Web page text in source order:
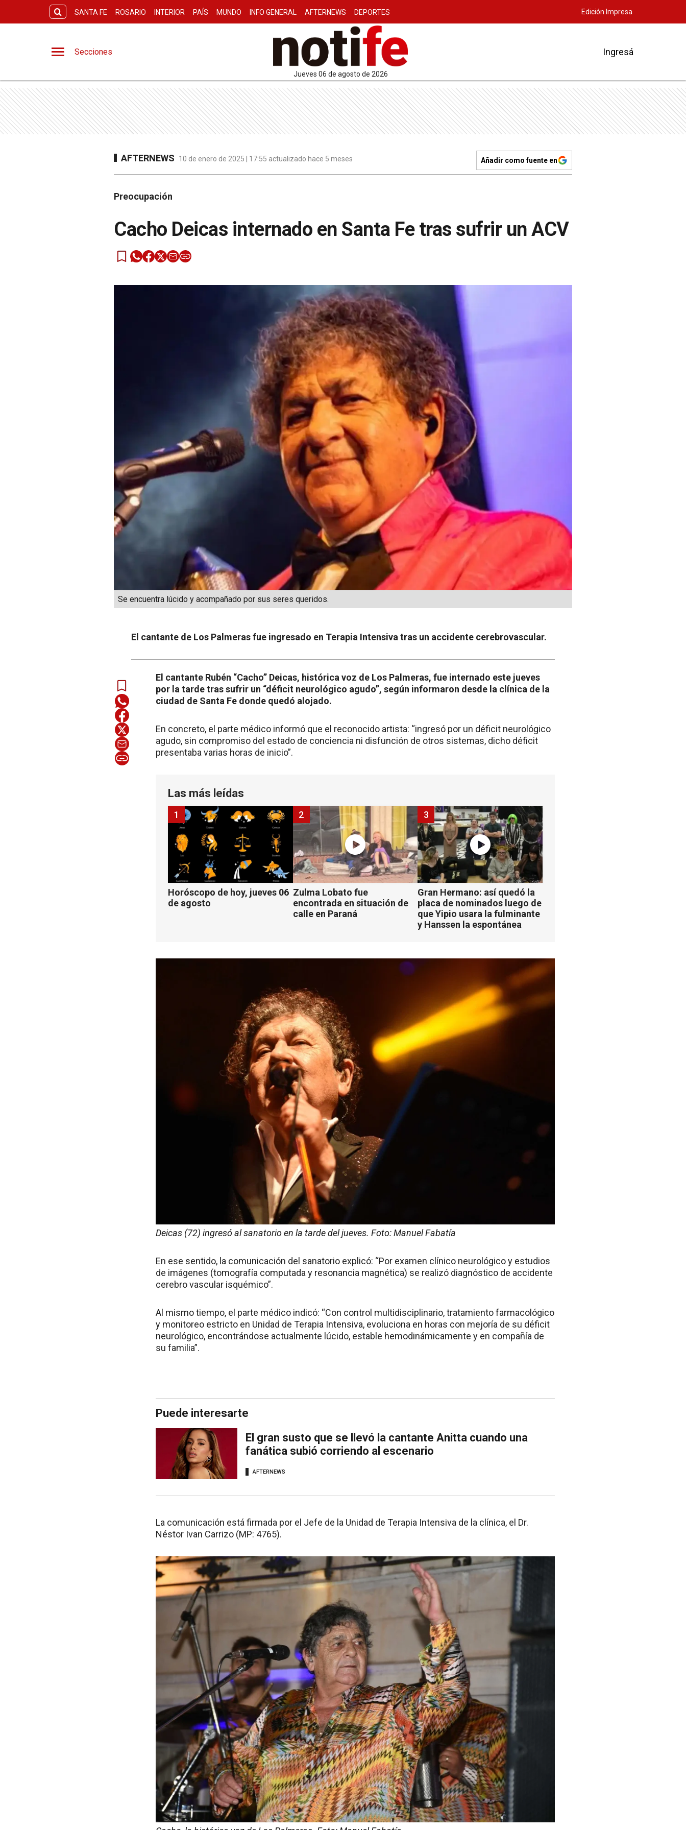
SANTA FE ROSARIO INTERIOR PAÍS MUNDO INFO GENERAL AFTERNEWS DEPORTES Edición Impresa
Secciones
jueves 06 de agosto de 2026
Ingresá
AFTERNEWS 10 de enero de 2025 | 17:55 actualizado hace 5 meses Añadir como fuente en
Preocupación
Cacho Deicas internado en Santa Fe tras sufrir un ACV
Se encuentra lúcido y acompañado por sus seres queridos.
El cantante de Los Palmeras fue ingresado en Terapia Intensiva tras un accidente cerebrovascular.
El cantante Rubén “Cacho” Deicas, histórica voz de Los Palmeras, fue internado este jueves
por la tarde tras sufrir un “déficit neurológico agudo”, según informaron desde la clínica de la
ciudad de Santa Fe donde quedó alojado.
En concreto, el parte médico informó que el reconocido artista: “ingresó por un déficit neurológico
agudo, sin compromiso del estado de conciencia ni disfunción de otros sistemas, dicho déficit
presentaba varias horas de inicio”.
Las más leídas
Horóscopo de hoy, jueves 06
de agosto
1
Zulma Lobato fue
encontrada en situación de
calle en Paraná
2
Gran Hermano: así quedó la
placa de nominados luego de
que Yipio usara la fulminante
y Hanssen la espontánea
3
Deicas (72) ingresó al sanatorio en la tarde del jueves. Foto: Manuel Fabatía
En ese sentido, la comunicación del sanatorio explicó: “Por examen clínico neurológico y estudios
de imágenes (tomografía computada y resonancia magnética) se realizó diagnóstico de accidente
cerebro vascular isquémico”.
Al mismo tiempo, el parte médico indicó: “Con control multidisciplinario, tratamiento farmacológico
y monitoreo estricto en Unidad de Terapia Intensiva, evoluciona en horas con mejoría de su déficit
neurológico, encontrándose actualmente lúcido, estable hemodinámicamente y en compañía de
su familia”.
Puede interesarte
El gran susto que se llevó la cantante Anitta cuando una
fanática subió corriendo al escenario
AFTERNEWS
La comunicación está firmada por el Jefe de la Unidad de Terapia Intensiva de la clínica, el Dr.
Néstor Ivan Carrizo (MP: 4765).